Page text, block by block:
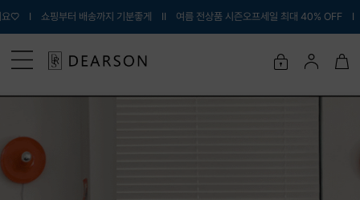
송까지 기분좋게 ΙΙ 여름 전상품 시즌오프세일 최대 40% OFF Ι 내아이에게 입